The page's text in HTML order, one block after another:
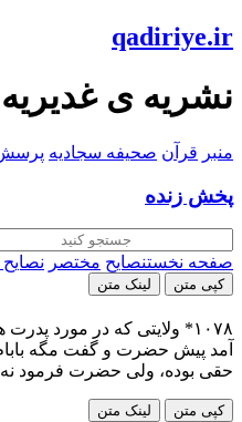
qadiriye.ir
نشریه ی
منبر قرآن صحیفه سجادیه
پخش زنده
صفحه نخستنصایح مختصر
کپی متن لینک متن
۱۰۷۸* ولایتی که در مورد
آمد پیش حضرت و گفت مگه
حقی بوده، ولی حضرت فرمود
کپی متن لینک متن